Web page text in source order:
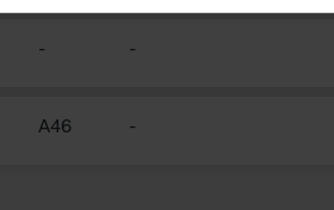
die zur Gewährleistung von
- -
A46 -